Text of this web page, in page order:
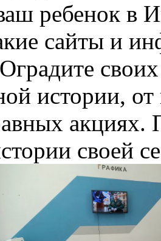
ребенок в
сайты и
истории,
акциях.
своей